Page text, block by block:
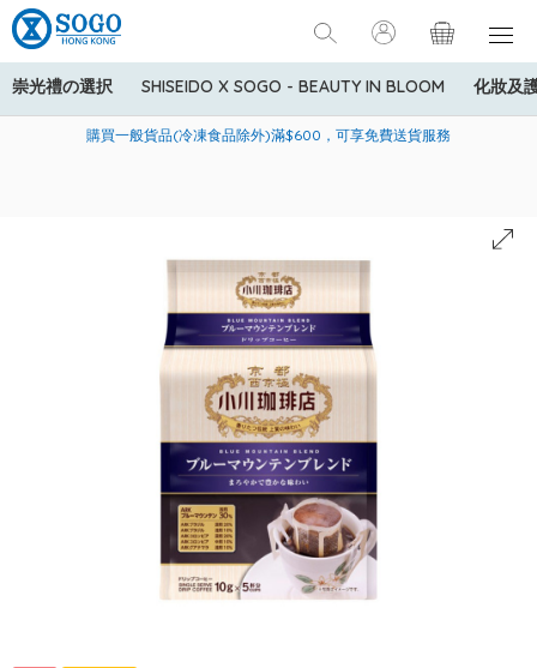
崇光禮の選択 SHISEIDO X SOGO - BEAUTY IN BLOOM 化妝及
美國運通Explorer®信用卡會員購物禮遇：高達5%簽賬回贈！
購買一般貨品(冷凍食品除外)滿$600，可享免費送貨服務
寄送中國內地服務只適用於指定商品，若訂單金額少於HK$600(折